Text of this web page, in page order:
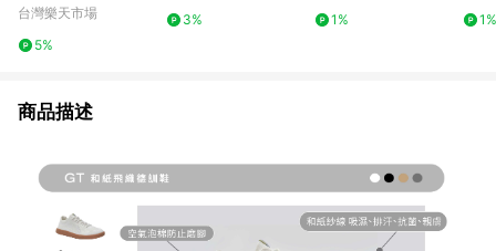
青綠 漸層 戶外鞋 溯溪
台灣樂天市場
5%
3%
1%
1%
商品描述